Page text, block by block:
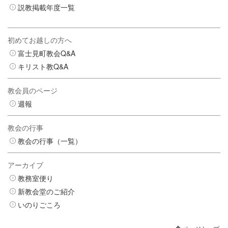
説教掲載年度一覧
初めてお越しの方へ
富士見町教会Q&A
キリスト教Q&A
教会員のページ
週報
教会の行事
教会の行事（一覧）
アーカイブ
教務室便り
新教会堂のご紹介
いのりごころ